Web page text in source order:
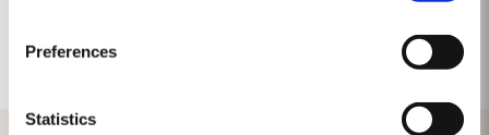
Preferences
Statistics